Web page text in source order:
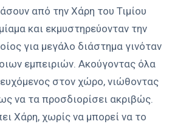
από την Χάρη του Τιμίου
και εκμυστηρεύονταν την
για μεγάλο διάστημα γινόταν
εμπειριών. Ακούγοντας όλα
στον χώρο, νιώθοντας
να τα προσδιορίσει ακριβώς.
Χάρη, χωρίς να μπορεί να το